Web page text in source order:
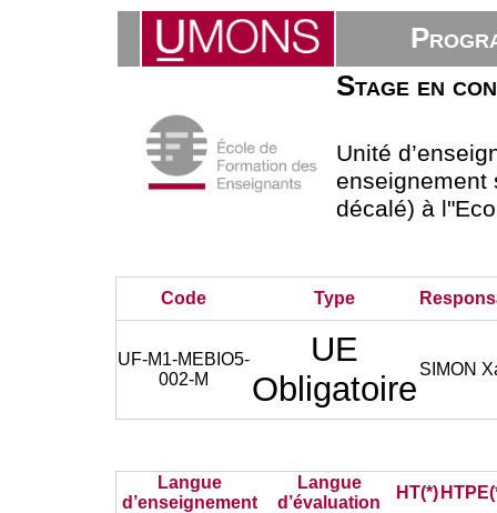
Stage en
Unité
enseignement
décalé) à
Code Type
UF-M1-MEBIO5-
002-M
UE
Obligatoire
SIMON
Langue
d’enseignement
Langue
d’évaluation
HT(*)